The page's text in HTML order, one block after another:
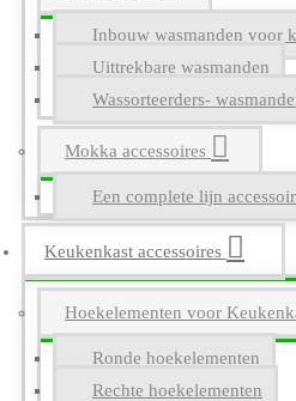
Inbouw wasmanden voor
Uittrekbare wasmanden
Wassorteerders-
Mokka accessoires
Een complete lijn
Keukenkast accessoires
Hoekelementen voor
Ronde hoekelementen
Rechte hoekelementen